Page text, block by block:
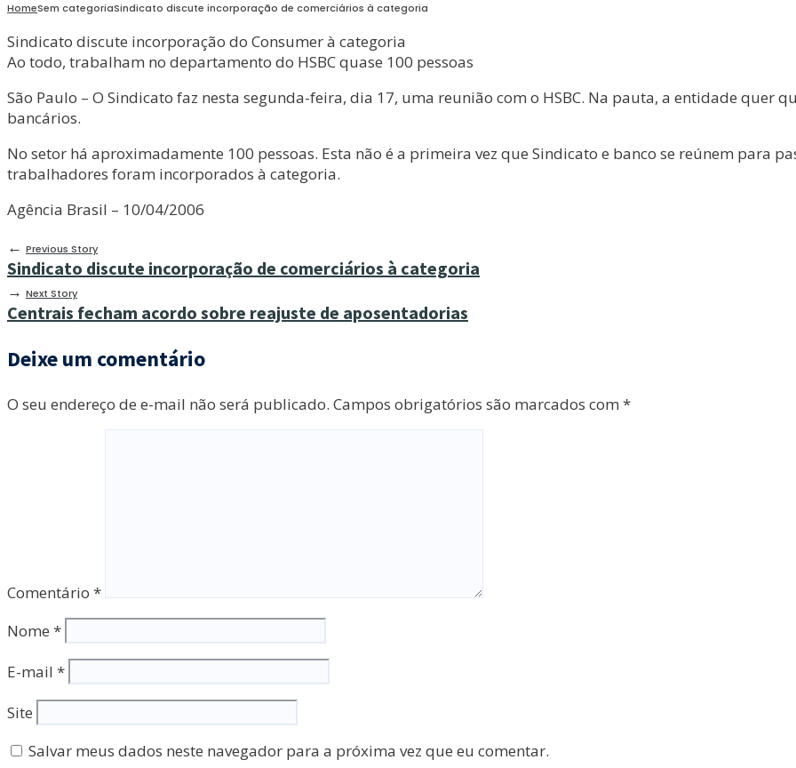
HomeSem categoriaSindicato discute incorporação de comerciários à categoria
Sindicato discute incorporação do Consumer à categoria
Ao todo, trabalham no departamento do HSBC quase 100 pessoas
São Paulo – O Sindicato faz nesta segunda-feira, dia 17, uma reunião com o HSBC. Na pauta, a entidade quer
bancários.
No setor há aproximadamente 100 pessoas. Esta não é a primeira vez que Sindicato e banco se reúnem para
trabalhadores foram incorporados à categoria.
Agência Brasil – 10/04/2006
← Previous Story
Sindicato discute incorporação de comerciários à categoria
→ Next Story
Centrais fecham acordo sobre reajuste de aposentadorias
Deixe um comentário
O seu endereço de e-mail não será publicado. Campos obrigatórios são marcados com *
Comentário *
Nome *
E-mail *
Site
Salvar meus dados neste navegador para a próxima vez que eu comentar.